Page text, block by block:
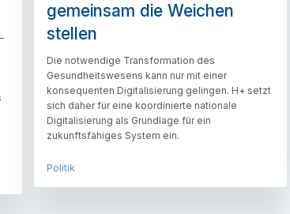
gemeinsam die Weichen
stellen
Die notwendige Transformation des
Gesundheitswesens kann nur mit einer
konsequenten Digitalisierung gelingen. H+ setzt
sich daher für eine koordinierte nationale
Digitalisierung als Grundlage für ein
zukunftsfähiges System ein.
Politik